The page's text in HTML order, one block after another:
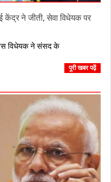
ने जीती, सेवा विधेयक पर
विधेयक ने संसद के
पूरी खबर पढ़ें